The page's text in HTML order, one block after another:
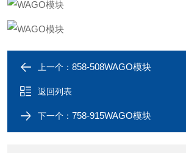
上一个： 858-508WAGO模块
返回列表
下一个： 758-915WAGO模块